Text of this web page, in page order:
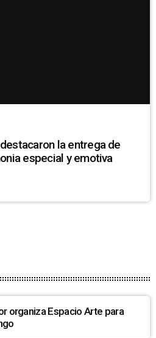
la entrega de
especial y emotiva
organiza Espacio Arte para